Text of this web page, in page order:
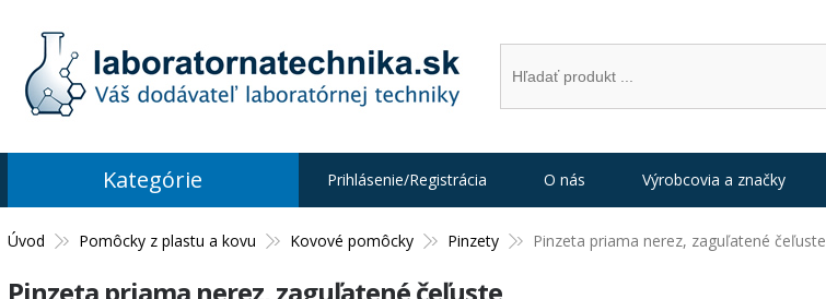
Úvod Pomôcky z plastu a kovu Kovové pomôcky Pinzety Pinzeta priama nerez, zaguľatené čeľuste
Kategórie Prihlásenie/Registrácia O nás Výrobcovia a značky